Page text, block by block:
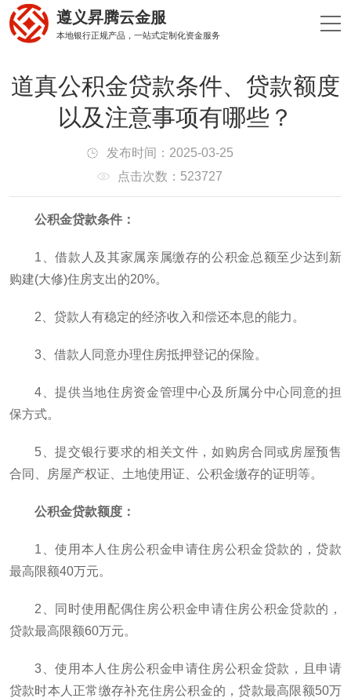
遵义昇腾云金服
本地银行正规产品，一站式定制化资金服务
道真公积金贷款条件、贷款额度
以及注意事项有哪些？
发布时间：2025-03-25
点击次数：523727
公积金贷款条件：
1、借款人及其家属亲属缴存的公积金总额至少达到新
购建(大修)住房支出的20%。
2、贷款人有稳定的经济收入和偿还本息的能力。
3、借款人同意办理住房抵押登记的保险。
4、提供当地住房资金管理中心及所属分中心同意的担
保方式。
5、提交银行要求的相关文件，如购房合同或房屋预售
合同、房屋产权证、土地使用证、公积金缴存的证明等。
公积金贷款额度：
1、使用本人住房公积金申请住房公积金贷款的，贷款
最高限额40万元。
2、同时使用配偶住房公积金申请住房公积金贷款的，
贷款最高限额60万元。
3、使用本人住房公积金申请住房公积金贷款，且申请
贷款时本人正常缴存补充住房公积金的，贷款最高限额50万